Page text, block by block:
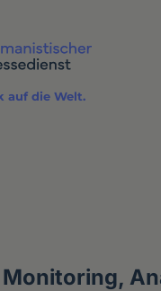
auf die Welt.